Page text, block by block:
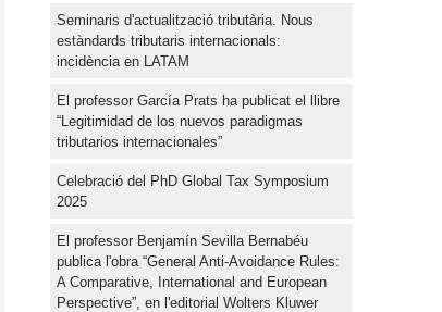
Seminaris d'actualització tributària. Nous
estàndards tributaris internacionals:
incidència en LATAM
El professor García Prats ha publicat el llibre
“Legitimidad de los nuevos paradigmas
tributarios internacionales”
Celebració del PhD Global Tax Symposium
2025
El professor Benjamín Sevilla Bernabéu
publica l'obra “General Anti-Avoidance Rules:
A Comparative, International and European
Perspective”, en l'editorial Wolters Kluwer